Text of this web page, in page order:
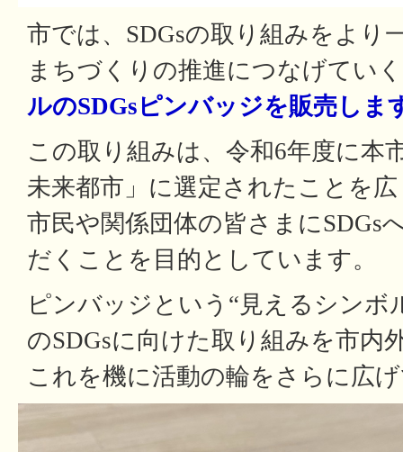
市では、SDGsの取り組みをより
まちづくりの推進につなげてい
ルのSDGsピンバッジを販売しま
この取り組みは、令和6年度に本
未来都市」に選定されたことを
市民や関係団体の皆さまにSDGs
だくことを目的としています。
ピンバッジという“見えるシンボ
のSDGsに向けた取り組みを市内
これを機に活動の輪をさらに広